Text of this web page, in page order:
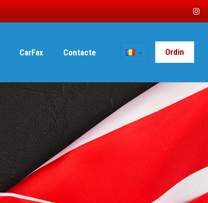
CarFax Contacte Ordin